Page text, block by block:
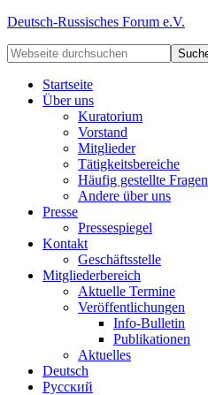
Deutsch-Russisches Forum e.V.
Startseite
Über uns
Kuratorium
Vorstand
Mitglieder
Tätigkeitsbereiche
Häufig gestellte Fragen
Andere über uns
Presse
Pressespiegel
Kontakt
Geschäftsstelle
Mitgliederbereich
Aktuelle Termine
Veröffentlichungen
Info-Bulletin
Publikationen
Aktuelles
Deutsch
Русский